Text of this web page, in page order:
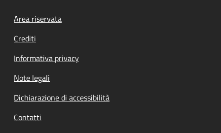
Footer menu
Area riservata
Crediti
Informativa privacy
Note legali
Dichiarazione di accessibilità
Contatti